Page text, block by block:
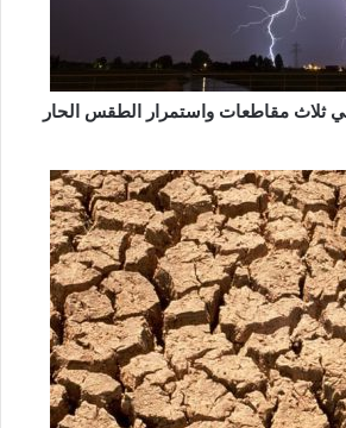
ثلاث مقاطعات واستمرار الطقس الحار